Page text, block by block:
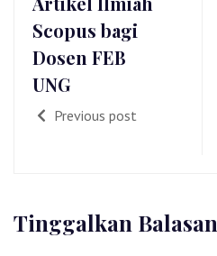
Scopus bagi
Dosen FEB
UNG
Previous post
Tinggalkan Balasan